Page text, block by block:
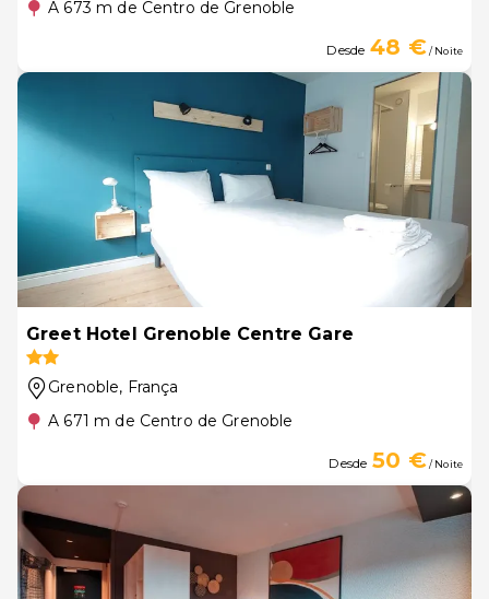
A 673 m de Centro de Grenoble
Desde 48 €/ Noite
Greet Hotel Grenoble Centre Gare
Grenoble, França
A 671 m de Centro de Grenoble
Desde 50 €/ Noite